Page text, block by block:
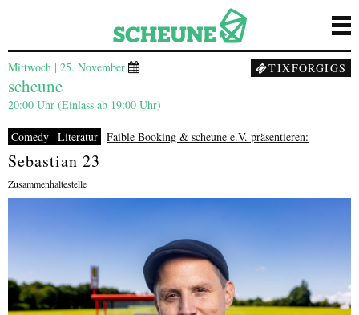
TIXFORGIGS
Mittwoch | 25. November
scheune
20:00 Uhr (Einlass ab 19:00 Uhr)
Comedy Literatur Faible Booking & scheune e.V. präsentieren:
Sebastian 23
Zusammenhaltestelle